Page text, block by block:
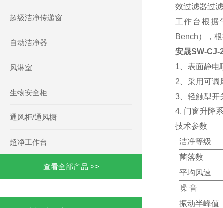
超级洁净传递窗
自动洁净器
风淋室
生物安全柜
通风柜/通风橱
超净工作台
查看全部产品 >>
效过滤器过
工作台根据
Bench），
安晟SW-CJ-
1、表面静电
2、采用可调
3、轻触型开
4. 门窗升降
技术参数
洁净等级
菌落数
平均风速
噪
振动半